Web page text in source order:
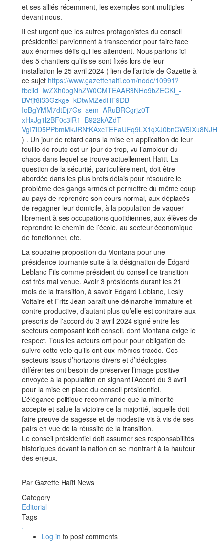
et ses alliés récemment, les exemples sont multiples
devant nous.
Il est urgent que les autres protagonistes du conseil
présidentiel parviennent à transcender pour faire face
aux énormes défis qui les attendent. Nous parlons ici
des 5 chantiers qu’ils se sont fixés lors de leur
installation le 25 avril 2024 ( lien de l’article de Gazette à
ce sujet https://www.gazettehaiti.com/node/10991?
fbclid=IwZXh0bgNhZW0CMTEAAR3NHo9bZECKl_-
BVfjf8iS3Gzkge_kDtwMZedHF9DB-
IoBgYMM7dtDj7Gs_aem_ARuBRCgrjz0T-
xHxJg1l2BF0c3lR1_B922kAZdT-
VgI7iD5PPbmMkJRNtKAxcTEFaUFq9LX1qXJ0bnCW5IXu8NJH
) . Un jour de retard dans la mise en application de leur
feuille de route est un jour de trop, vu l’ampleur du
chaos dans lequel se trouve actuellement Haïti. La
question de la sécurité, particulièrement, doit être
abordée dans les plus brefs délais pour résoudre le
problème des gangs armés et permettre du même coup
au pays de reprendre son cours normal, aux déplacés
de regagner leur domicile, à la population de vaquer
librement à ses occupations quotidiennes, aux élèves de
reprendre le chemin de l’école, au secteur économique
de fonctionner, etc.
La soudaine proposition du Montana pour une
présidence tournante suite à la désignation de Edgard
Leblanc Fils comme président du conseil de transition
est très mal venue. Avoir 3 présidents durant les 21
mois de la transition, à savoir Edgard Leblanc, Lesly
Voltaire et Fritz Jean paraît une démarche immature et
contre-productive, d’autant plus qu’elle est contraire aux
prescrits de l'accord du 3 avril 2024 signé entre les
secteurs composant ledit conseil, dont Montana exige le
respect. Tous les acteurs ont pour pour obligation de
suivre cette voie qu’ils ont eux-mêmes tracée. Ces
secteurs issus d’horizons divers et d’idéologies
différentes ont besoin de préserver l’image positive
envoyée à la population en signant l’Accord du 3 avril
pour la mise en place du conseil présidentiel.
L’élégance politique recommande que la minorité
accepte et salue la victoire de la majorité, laquelle doit
faire preuve de sagesse et de modestie vis à vis de ses
pairs en vue de la réussite de la transition.
Le conseil présidentiel doit assumer ses responsabilités
historiques devant la nation en se montrant à la hauteur
des enjeux.
Par Gazette Haïti News
Category
Editorial
Tags
.
Log in to post comments